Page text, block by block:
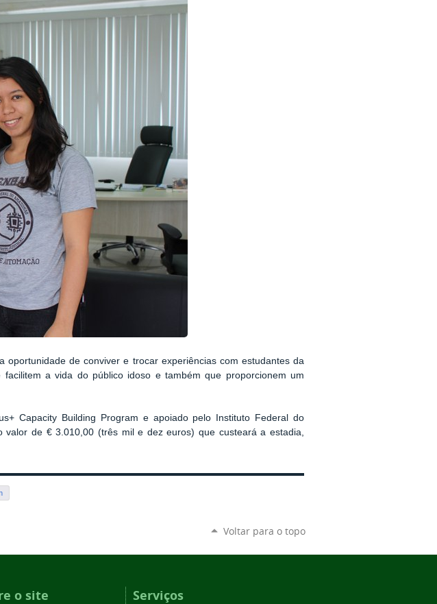
de conviver e trocar experiências com estudantes da
a vida do público idoso e também que proporcionem um
Capacity Building Program e apoiado pelo Instituto Federal do
de € 3.010,00 (três mil e dez euros) que custeará a estadia,
Voltar para o topo
o site Serviços